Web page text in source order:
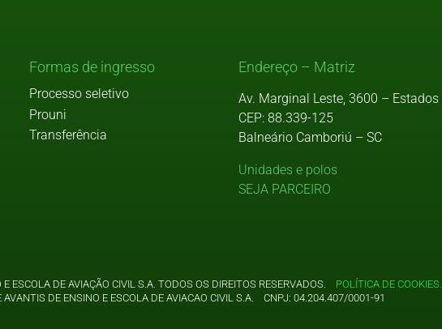
Formas de ingresso
Processo seletivo
Prouni
Transferência
Endereço – Matriz
Av. Marginal Leste, 3600 – Estados
CEP: 88.339-125
Balneário Camboriú – SC
Unidades e polos
SEJA PARCEIRO
ESCOLA DE AVIAÇÃO CIVIL S.A. TODOS OS DIREITOS RESERVADOS. POLÍTICA DE COOKIES.
AVANTIS DE ENSINO E ESCOLA DE AVIACAO CIVIL S.A. CNPJ: 04.204.407/0001-91